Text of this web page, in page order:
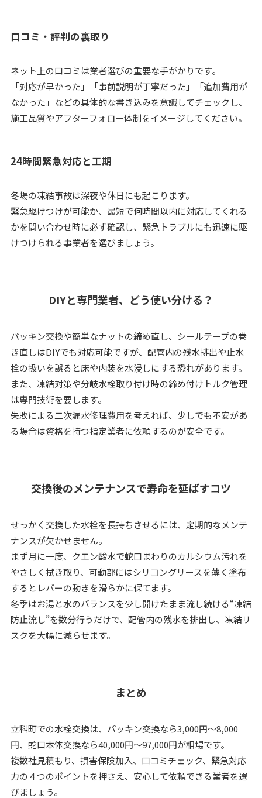
口コミ・評判の裏取り
ネット上の口コミは業者選びの重要な手がかりです。
「対応が早かった」「事前説明が丁寧だった」「追加費用が
なかった」などの具体的な書き込みを意識してチェックし、
施工品質やアフターフォロー体制をイメージしてください。
24時間緊急対応と工期
冬場の凍結事故は深夜や休日にも起こります。
緊急駆けつけが可能か、最短で何時間以内に対応してくれる
かを問い合わせ時に必ず確認し、緊急トラブルにも迅速に駆
けつけられる事業者を選びましょう。
DIYと専門業者、どう使い分ける？
パッキン交換や簡単なナットの締め直し、シールテープの巻
き直しはDIYでも対応可能ですが、配管内の残水排出や止水
栓の扱いを誤ると床や内装を水浸しにする恐れがあります。
また、凍結対策や分岐水栓取り付け時の締め付けトルク管理
は専門技術を要します。
失敗による二次漏水修理費用を考えれば、少しでも不安があ
る場合は資格を持つ指定業者に依頼するのが安全です。
交換後のメンテナンスで寿命を延ばすコツ
せっかく交換した水栓を長持ちさせるには、定期的なメンテ
ナンスが欠かせません。
まず月に一度、クエン酸水で蛇口まわりのカルシウム汚れを
やさしく拭き取り、可動部にはシリコングリースを薄く塗布
するとレバーの動きを滑らかに保てます。
冬季はお湯と水のバランスを少し開けたまま流し続ける“凍結
防止流し”を数分行うだけで、配管内の残水を排出し、凍結リ
スクを大幅に減らせます。
まとめ
立科町での水栓交換は、パッキン交換なら3,000円～8,000
円、蛇口本体交換なら40,000円～97,000円が相場です。
複数社見積もり、損害保険加入、口コミチェック、緊急対応
力の４つのポイントを押さえ、安心して依頼できる業者を選
びましょう。